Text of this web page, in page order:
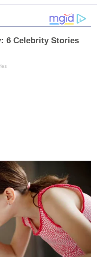
6 Celebrity Stories